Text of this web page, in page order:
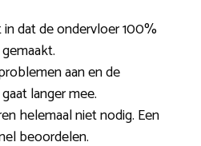
dat de ondervloer 100%
aan en de
langer mee.
helemaal niet nodig. Een
beoordelen.